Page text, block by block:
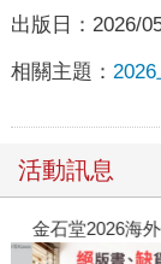
出版日： 2026/
相關主題：
活動訊息
金石堂2026海